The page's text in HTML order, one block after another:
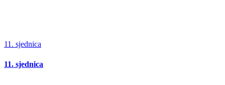
11. sjednica
11. sjednica